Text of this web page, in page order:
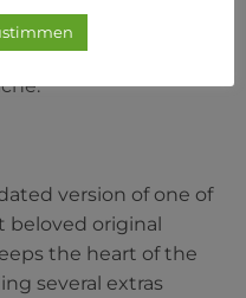
version of one of
beloved original
the heart of the
several extras